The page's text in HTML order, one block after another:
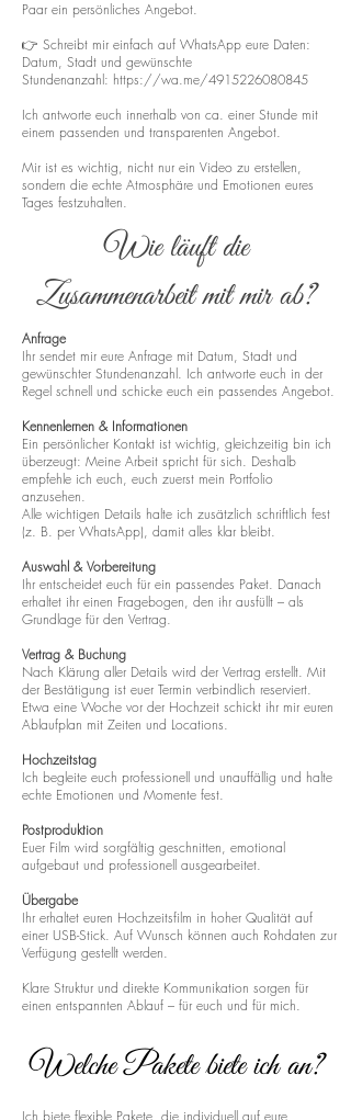
Paar ein persönliches Angebot.
👉 Schreibt mir einfach auf WhatsApp eure Daten:
Datum, Stadt und gewünschte
Stundenanzahl: https://wa.me/4915226080845
Ich antworte euch innerhalb von ca. einer Stunde mit
einem passenden und transparenten Angebot.
Mir ist es wichtig, nicht nur ein Video zu erstellen,
sondern die echte Atmosphäre und Emotionen eures
Tages festzuhalten.
Wie läuft die
Zusammenarbeit mit mir ab?
Anfrage
Ihr sendet mir eure Anfrage mit Datum, Stadt und
gewünschter Stundenanzahl. Ich antworte euch in der
Regel schnell und schicke euch ein passendes Angebot.
Kennenlernen & Informationen
Ein persönlicher Kontakt ist wichtig, gleichzeitig bin ich
überzeugt: Meine Arbeit spricht für sich. Deshalb
empfehle ich euch, euch zuerst mein Portfolio
anzusehen.
Alle wichtigen Details halte ich zusätzlich schriftlich fest
(z. B. per WhatsApp), damit alles klar bleibt.
Auswahl & Vorbereitung
Ihr entscheidet euch für ein passendes Paket. Danach
erhaltet ihr einen Fragebogen, den ihr ausfüllt – als
Grundlage für den Vertrag.
Vertrag & Buchung
Nach Klärung aller Details wird der Vertrag erstellt. Mit
der Bestätigung ist euer Termin verbindlich reserviert.
Etwa eine Woche vor der Hochzeit schickt ihr mir euren
Ablaufplan mit Zeiten und Locations.
Hochzeitstag
Ich begleite euch professionell und unauffällig und halte
echte Emotionen und Momente fest.
Postproduktion
Euer Film wird sorgfältig geschnitten, emotional
aufgebaut und professionell ausgearbeitet.
Übergabe
Ihr erhaltet euren Hochzeitsfilm in hoher Qualität auf
einer USB-Stick. Auf Wunsch können auch Rohdaten zur
Verfügung gestellt werden.
Klare Struktur und direkte Kommunikation sorgen für
einen entspannten Ablauf – für euch und für mich.
Welche Pakete biete ich an?
Ich biete flexible Pakete, die individuell auf eure